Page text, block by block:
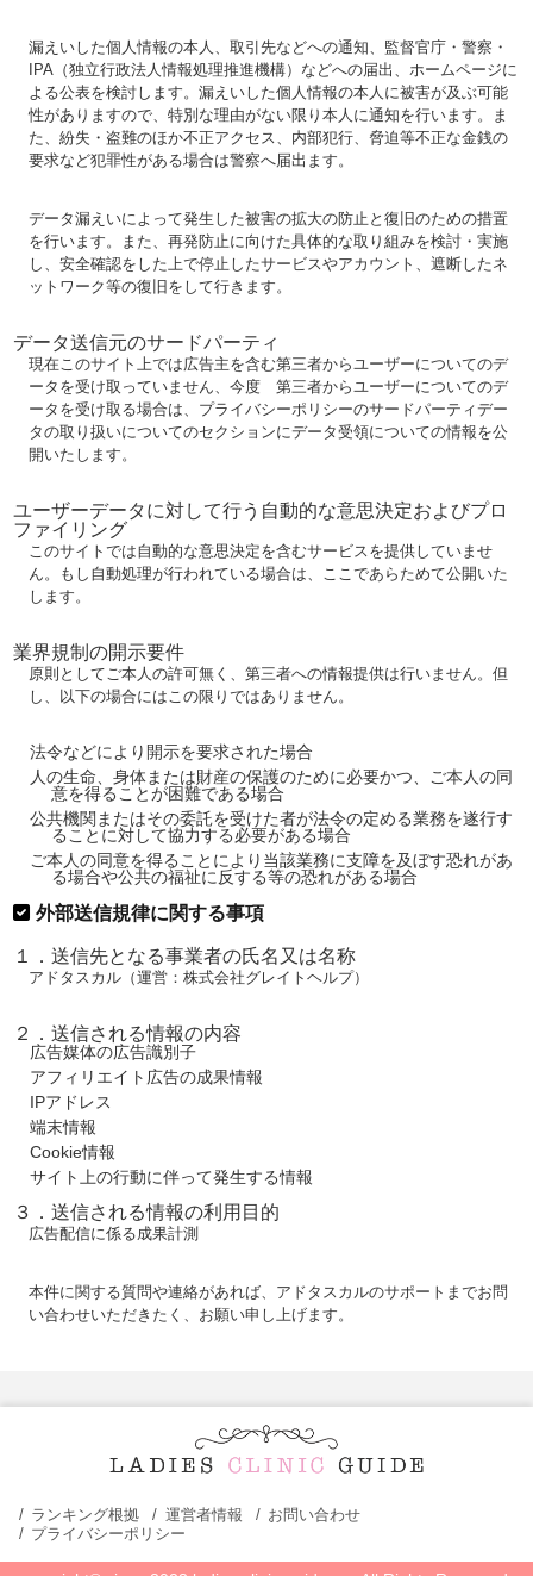
漏えいした個人情報の本人、取引先などへの通知、監督官庁・警察・
IPA（独立行政法人情報処理推進機構）などへの届出、ホームページに
よる公表を検討します。漏えいした個人情報の本人に被害が及ぶ可能
性がありますので、特別な理由がない限り本人に通知を行います。ま
た、紛失・盗難のほか不正アクセス、内部犯行、脅迫等不正な金銭の
要求など犯罪性がある場合は警察へ届出ます。
データ漏えいによって発生した被害の拡大の防止と復旧のための措置
を行います。また、再発防止に向けた具体的な取り組みを検討・実施
し、安全確認をした上で停止したサービスやアカウント、遮断したネ
ットワーク等の復旧をして行きます。
データ送信元のサードパーティ
現在このサイト上では広告主を含む第三者からユーザーについてのデ
ータを受け取っていません、今度 第三者からユーザーについてのデ
ータを受け取る場合は、プライバシーポリシーのサードパーティデー
タの取り扱いについてのセクションにデータ受領についての情報を公
開いたします。
ユーザーデータに対して行う自動的な意思決定およびプロ
ファイリング
このサイトでは自動的な意思決定を含むサービスを提供していませ
ん。もし自動処理が行われている場合は、ここであらためて公開いた
します。
業界規制の開示要件
原則としてご本人の許可無く、第三者への情報提供は行いません。但
し、以下の場合にはこの限りではありません。
法令などにより開示を要求された場合
人の生命、身体または財産の保護のために必要かつ、ご本人の同
意を得ることが困難である場合
公共機関またはその委託を受けた者が法令の定める業務を遂行す
ることに対して協力する必要がある場合
ご本人の同意を得ることにより当該業務に支障を及ぼす恐れがあ
る場合や公共の福祉に反する等の恐れがある場合
外部送信規律に関する事項
１．送信先となる事業者の氏名又は名称
アドタスカル（運営：株式会社グレイトヘルプ）
２．送信される情報の内容
広告媒体の広告識別子
アフィリエイト広告の成果情報
IPアドレス
端末情報
Cookie情報
サイト上の行動に伴って発生する情報
３．送信される情報の利用目的
広告配信に係る成果計測
本件に関する質問や連絡があれば、アドタスカルのサポートまでお問
い合わせいただきたく、お願い申し上げます。
ランキング根拠 運営者情報
お問い合わせ
プライバシーポリシー